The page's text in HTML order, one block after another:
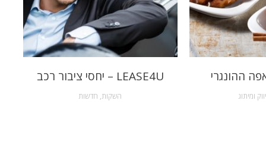
LEASE4U – יחסי ציבור רכב
השקות, חדשות
ההונגרי
ומיתוג